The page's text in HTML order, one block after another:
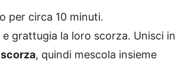
per circa 10 minuti.
e grattugia la loro scorza. Unisci in
scorza, quindi mescola insieme